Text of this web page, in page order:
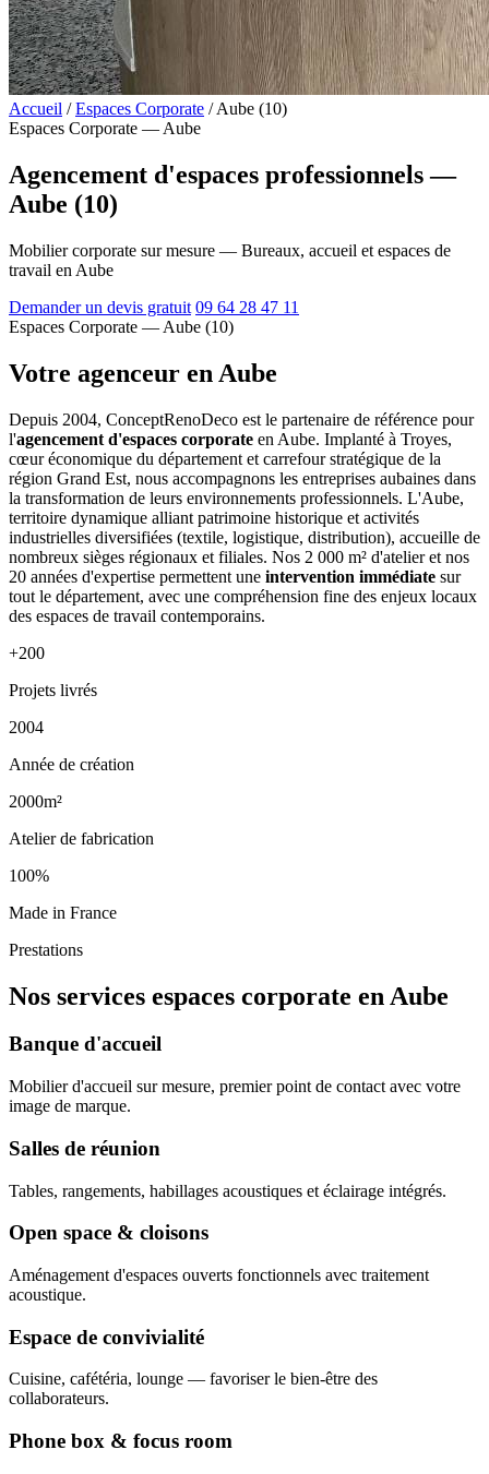
Accueil / Espaces Corporate / Aube (10)
Espaces Corporate — Aube
Agencement d'espaces professionnels —
Aube (10)
Mobilier corporate sur mesure — Bureaux, accueil et espaces de
travail en Aube
Demander un devis gratuit 09 64 28 47 11
Espaces Corporate — Aube (10)
Votre agenceur en Aube
Depuis 2004, ConceptRenoDeco est le partenaire de référence pour
l'agencement d'espaces corporate en Aube. Implanté à Troyes,
cœur économique du département et carrefour stratégique de la
région Grand Est, nous accompagnons les entreprises aubaines dans
la transformation de leurs environnements professionnels. L'Aube,
territoire dynamique alliant patrimoine historique et activités
industrielles diversifiées (textile, logistique, distribution), accueille de
nombreux sièges régionaux et filiales. Nos 2 000 m² d'atelier et nos
20 années d'expertise permettent une intervention immédiate sur
tout le département, avec une compréhension fine des enjeux locaux
des espaces de travail contemporains.
+200
Projets livrés
2004
Année de création
2000m²
Atelier de fabrication
100%
Made in France
Prestations
Nos services espaces corporate en Aube
Banque d'accueil
Mobilier d'accueil sur mesure, premier point de contact avec votre
image de marque.
Salles de réunion
Tables, rangements, habillages acoustiques et éclairage intégrés.
Open space & cloisons
Aménagement d'espaces ouverts fonctionnels avec traitement
acoustique.
Espace de convivialité
Cuisine, cafétéria, lounge — favoriser le bien-être des
collaborateurs.
Phone box & focus room